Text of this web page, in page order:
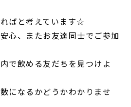
ばと考えています☆
心、またお友達同士でご参加
で飲める友だちを見つけよ
になるかどうかわかりませ